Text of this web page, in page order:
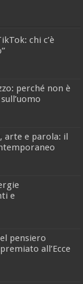
chi c’è
perché non è
arte e parola: il
e
pensiero
all’Ecce